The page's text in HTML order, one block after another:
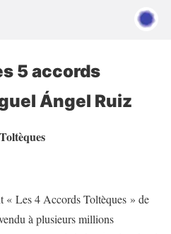
5 accords
Ángel Ruiz
« Les 4 Accords Toltèques » de
à plusieurs millions